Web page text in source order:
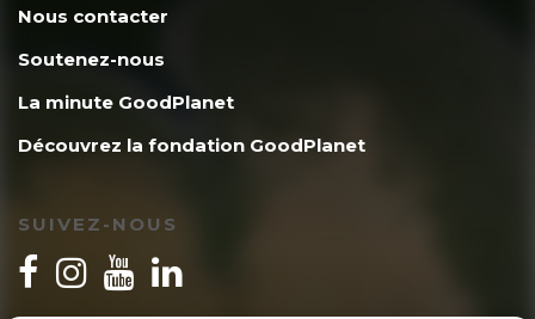
Nous contacter
Soutenez-nous
La minute GoodPlanet
Découvrez la fondation GoodPlanet
SUIVEZ-NOUS